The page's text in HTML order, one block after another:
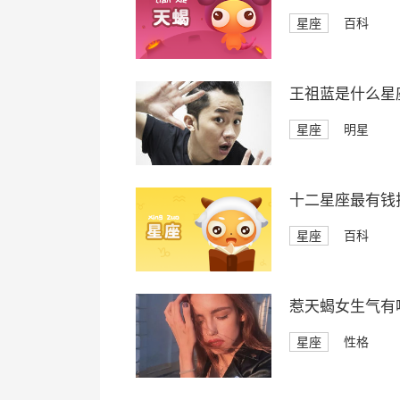
星座 百科
王祖蓝是什么星
星座 明星
十二星座最有钱
星座 百科
惹天蝎女生气有
星座 性格